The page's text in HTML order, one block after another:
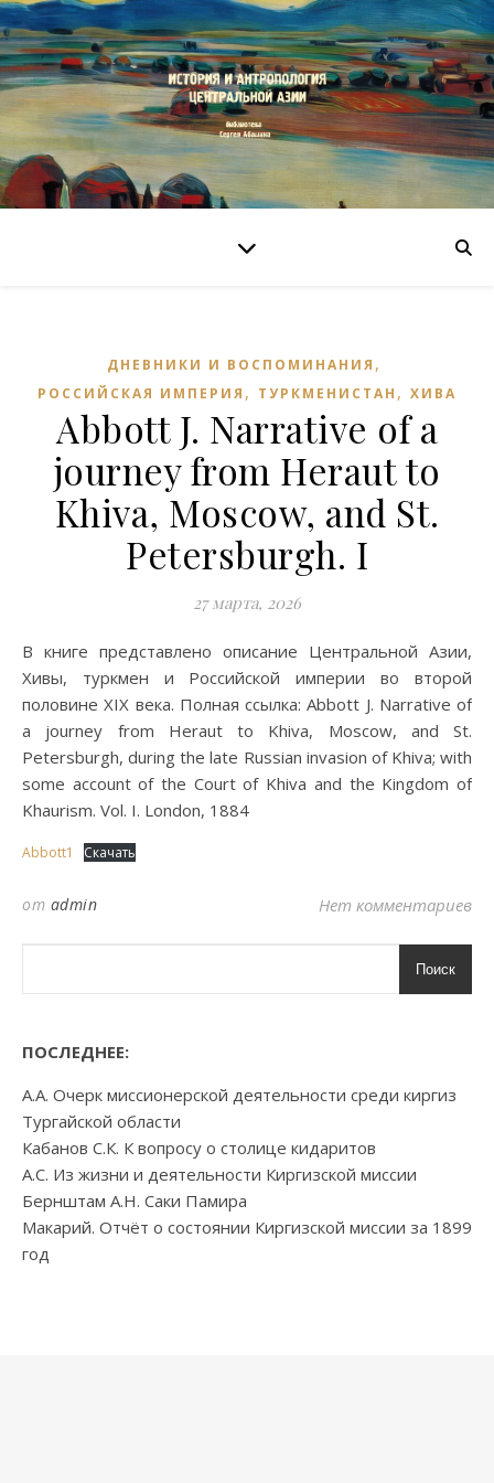
ДНЕВНИКИ И ВОСПОМИНАНИЯ ,
РОССИЙСКАЯ ИМПЕРИЯ , ТУРКМЕНИСТАН , ХИВА
Abbott J. Narrative of a
journey from Heraut to
Khiva, Moscow, and St.
Petersburgh. I
27 марта, 2026
В книге представлено описание Центральной Азии,
Хивы, туркмен и Российской империи во второй
половине XIX века. Полная ссылка: Abbott J. Narrative of
a journey from Heraut to Khiva, Moscow, and St.
Petersburgh, during the late Russian invasion of Khiva; with
some account of the Court of Khiva and the Kingdom of
Khaurism. Vol. I. London, 1884
Abbott1 Скачать
от admin Нет комментариев
Поиск
ПОСЛЕДНЕЕ:
А.А. Очерк миссионерской деятельности среди киргиз
Тургайской области
Кабанов С.К. К вопросу о столице кидаритов
А.С. Из жизни и деятельности Киргизской миссии
Бернштам А.Н. Саки Памира
Макарий. Отчёт о состоянии Киргизской миссии за 1899
год